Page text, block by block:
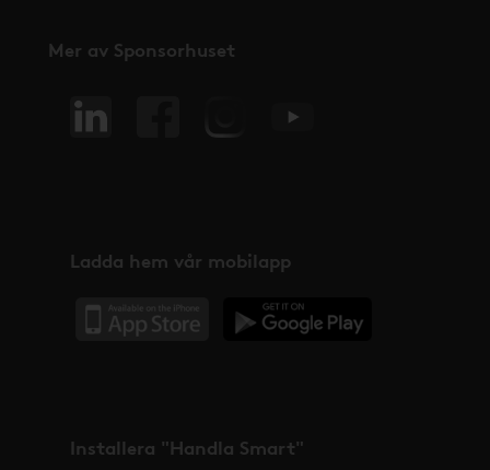
Mer av Sponsorhuset
Ladda hem vår mobilapp
Installera "Handla Smart"